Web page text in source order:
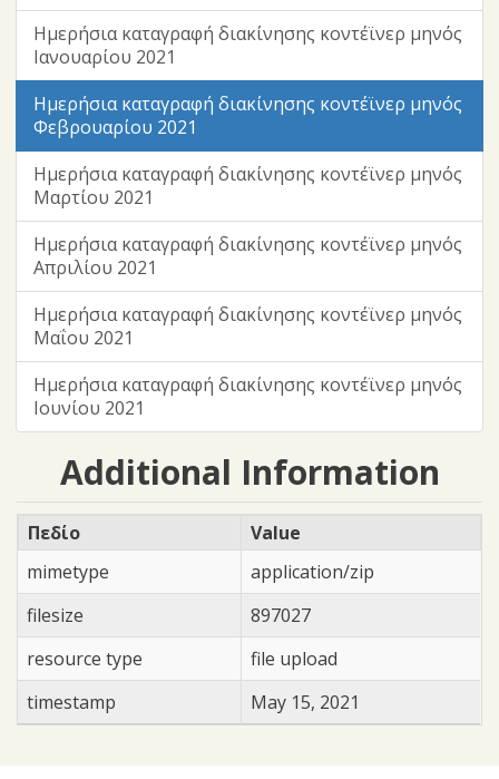
Ημερήσια καταγραφή διακίνησης κοντέϊνερ μηνός
Ιανουαρίου 2021
Ημερήσια καταγραφή διακίνησης κοντέϊνερ μηνός
Φεβρουαρίου 2021
Ημερήσια καταγραφή διακίνησης κοντέϊνερ μηνός
Μαρτίου 2021
Ημερήσια καταγραφή διακίνησης κοντέϊνερ μηνός
Απριλίου 2021
Ημερήσια καταγραφή διακίνησης κοντέϊνερ μηνός
Μαΐου 2021
Ημερήσια καταγραφή διακίνησης κοντέϊνερ μηνός
Ιουνίου 2021
Additional Information
Πεδίο
Value
mimetype
application/zip
filesize
897027
resource type
file upload
timestamp
May 15, 2021